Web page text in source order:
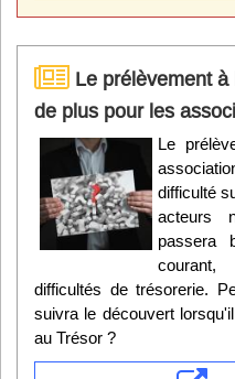
Le prélèvement
de plus pour les
Le
difficulté
acteurs
passera
difficultés de trésorerie.
suivra le découvert
au Trésor ?